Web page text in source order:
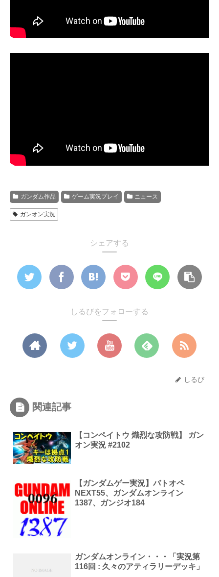
ガンダム作品 ゲーム実況プレイ ニュース
ガンオン実況
シェアする
しるびをフォローする
しるび
関連記事
【コンペイトウ 熾烈な攻防戦】 ガン
オン実況 #2102
【ガンダムゲー実況】バトオペ
NEXT55、ガンダムオンライン
1387、ガンジオ184
ガンダムオンライン・・・「実況第
116回 : 久々のアティラリーデッキ」